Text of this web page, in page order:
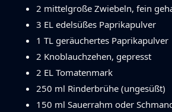
2 mittelgroße Zwiebeln, fein
3 EL edelsüßes Paprikapulver
1 TL geräuchertes Paprikapulver
2 Knoblauchzehen, gepresst
2 EL Tomatenmark
250 ml Rinderbrühe (ungesüßt)
150 ml Sauerrahm oder